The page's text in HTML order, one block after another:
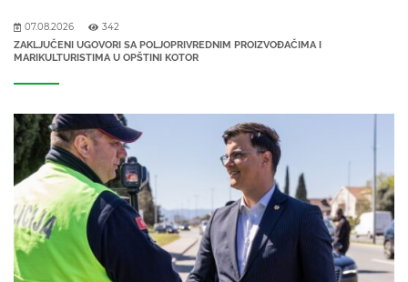
07.08.2026 342
ZAKLJUČENI UGOVORI SA POLJOPRIVREDNIM PROIZVOĐAČIMA I
MARIKULTURISTIMA U OPŠTINI KOTOR